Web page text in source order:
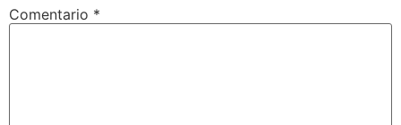
Comentario *